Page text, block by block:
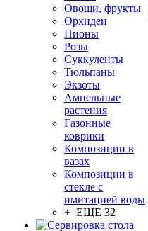
Овощи, фрукты
Орхидеи
Пионы
Розы
Суккуленты
Тюльпаны
Экзоты
Ампельные
растения
Газонные
коврики
Композиции в
вазах
Композиции в
стекле с
имитацией воды
+ ЕЩЕ 32